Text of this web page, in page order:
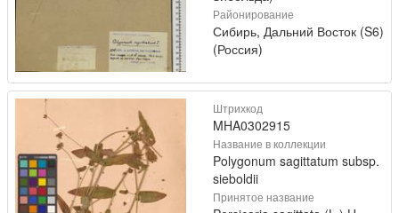
Районирование
Сибирь, Дальний Восток (S6)
(Россия)
Штрихкод
MHA0302915
Название в коллекции
Polygonum sagittatum subsp.
sieboldii
Принятое название